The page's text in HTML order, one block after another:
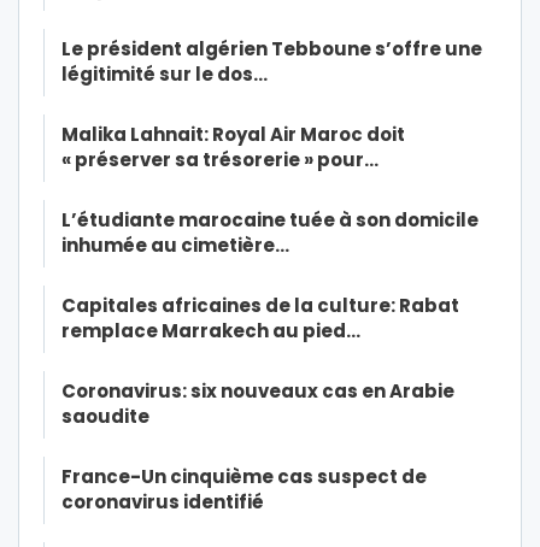
Le président algérien Tebboune s’offre une
légitimité sur le dos…
Malika Lahnait: Royal Air Maroc doit
« préserver sa trésorerie » pour…
L’étudiante marocaine tuée à son domicile
inhumée au cimetière…
Capitales africaines de la culture: Rabat
remplace Marrakech au pied…
Coronavirus: six nouveaux cas en Arabie
saoudite
France-Un cinquième cas suspect de
coronavirus identifié